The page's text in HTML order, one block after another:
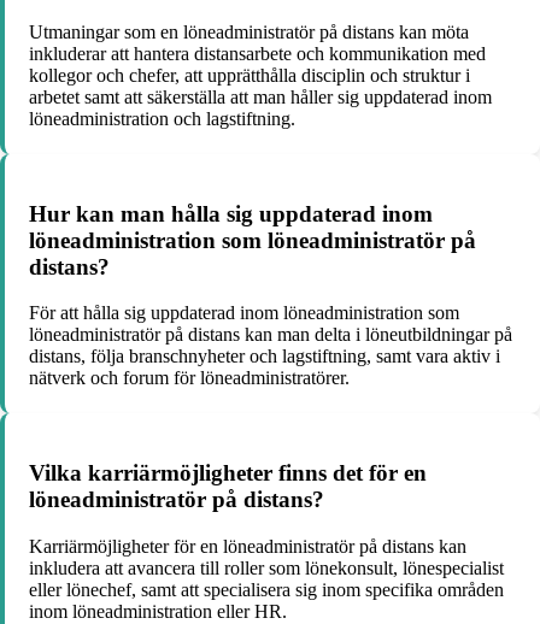
Utmaningar som en löneadministratör på distans kan möta
inkluderar att hantera distansarbete och kommunikation med
kollegor och chefer, att upprätthålla disciplin och struktur i
arbetet samt att säkerställa att man håller sig uppdaterad inom
löneadministration och lagstiftning.
Hur kan man hålla sig uppdaterad inom
löneadministration som löneadministratör på
distans?
För att hålla sig uppdaterad inom löneadministration som
löneadministratör på distans kan man delta i löneutbildningar på
distans, följa branschnyheter och lagstiftning, samt vara aktiv i
nätverk och forum för löneadministratörer.
Vilka karriärmöjligheter finns det för en
löneadministratör på distans?
Karriärmöjligheter för en löneadministratör på distans kan
inkludera att avancera till roller som lönekonsult, lönespecialist
eller lönechef, samt att specialisera sig inom specifika områden
inom löneadministration eller HR.